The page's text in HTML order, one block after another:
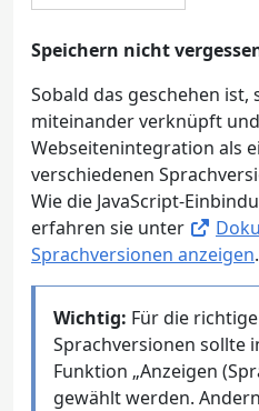
Speichern nicht
Sobald das geschehen
miteinander verknüpft
Webseitenintegration als
verschiedenen
Wie die JavaScript-
erfahren sie unter
Sprachversionen anzeigen.
Wichtig: Für die
Sprachversionen sollte
Funktion „Anzeigen
gewählt werden.